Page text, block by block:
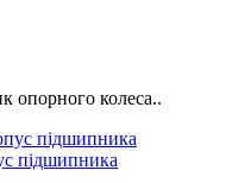
опорного колеса..
підшипника